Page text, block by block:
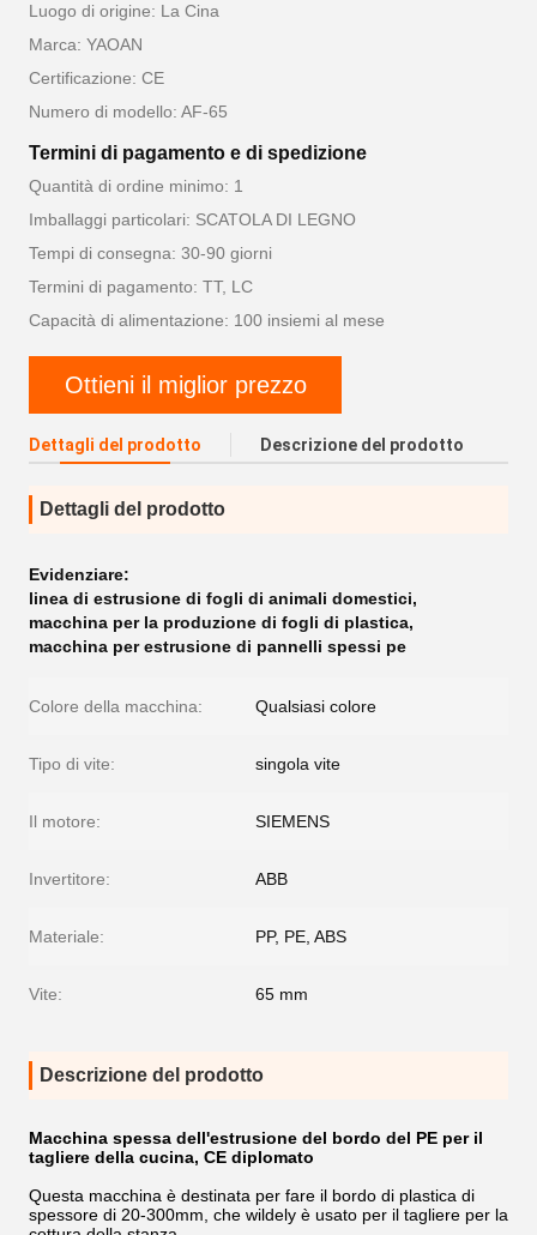
Luogo di origine: La Cina
Marca: YAOAN
Certificazione: CE
Numero di modello: AF-65
Termini di pagamento e di spedizione
Quantità di ordine minimo: 1
Imballaggi particolari: SCATOLA DI LEGNO
Tempi di consegna: 30-90 giorni
Termini di pagamento: TT, LC
Capacità di alimentazione: 100 insiemi al mese
Ottieni il miglior prezzo
Dettagli del prodotto Descrizione del prodotto
Dettagli del prodotto
Evidenziare:
linea di estrusione di fogli di animali domestici,
macchina per la produzione di fogli di plastica,
macchina per estrusione di pannelli spessi pe
Colore della macchina: Qualsiasi colore
Tipo di vite: singola vite
Il motore: SIEMENS
Invertitore: ABB
Materiale: PP, PE, ABS
Vite: 65 mm
Descrizione del prodotto
Macchina spessa dell'estrusione del bordo del PE per il
tagliere della cucina, CE diplomato
Questa macchina è destinata per fare il bordo di plastica di
spessore di 20-300mm, che wildely è usato per il tagliere per la